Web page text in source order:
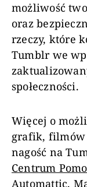
możliwość
oraz
rzeczy, które
Tumblr we
społeczności.
Więcej o
grafik, filmów
nagość na
Centrum
Automattic,